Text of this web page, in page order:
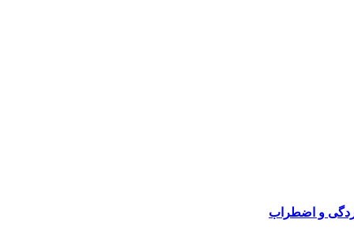
و اضطراب